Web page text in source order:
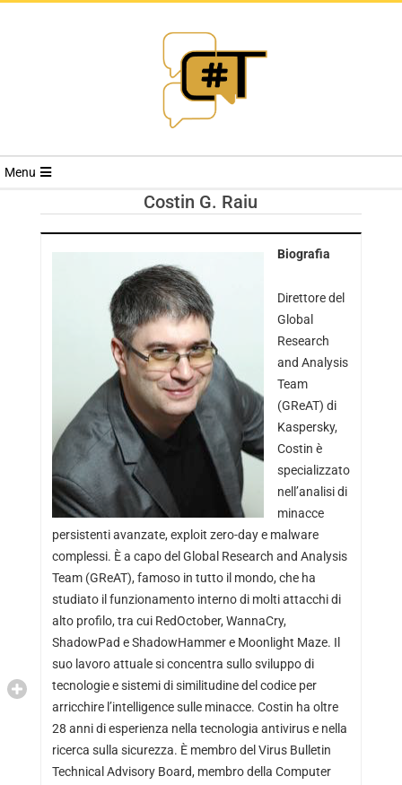
RIVISTA
TRENDS
Menu
Costin G. Raiu
Biografia
Direttore del
Global
Research
and Analysis
Team
(GReAT) di
Kaspersky,
Costin è
specializzato
nell’analisi di
minacce
persistenti avanzate, exploit zero-day e malware
complessi. È a capo del Global Research and Analysis
Team (GReAT), famoso in tutto il mondo, che ha
studiato il funzionamento interno di molti attacchi di
alto profilo, tra cui RedOctober, WannaCry,
ShadowPad e ShadowHammer e Moonlight Maze. Il
suo lavoro attuale si concentra sullo sviluppo di
tecnologie e sistemi di similitudine del codice per
arricchire l’intelligence sulle minacce. Costin ha oltre
28 anni di esperienza nella tecnologia antivirus e nella
ricerca sulla sicurezza. È membro del Virus Bulletin
Technical Advisory Board, membro della Computer